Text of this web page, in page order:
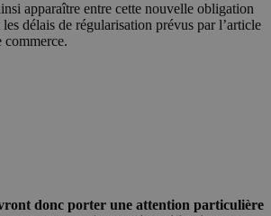
apparaître entre cette nouvelle obligation
délais de régularisation prévus par l’article
donc porter une attention particulière